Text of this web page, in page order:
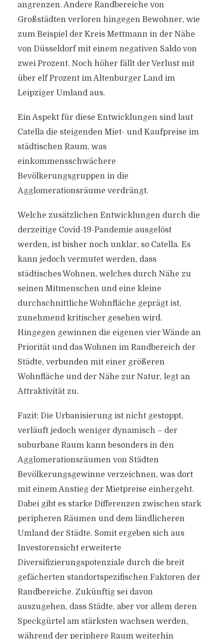
angrenzen. Andere Randbereiche von
Großstädten verloren hingegen Bewohner, wie
zum Beispiel der Kreis Mettmann in der Nähe
von Düsseldorf mit einem negativen Saldo von
zwei Prozent. Noch höher fällt der Verlust mit
über elf Prozent im Altenburger Land im
Leipziger Umland aus.
Ein Aspekt für diese Entwicklungen sind laut
Catella die steigenden Miet- und Kaufpreise im
städtischen Raum, was
einkommensschwächere
Bevölkerungsgruppen in die
Agglomerationsräume verdrängt.
Welche zusätzlichen Entwicklungen durch die
derzeitige Covid-19-Pandemie ausgelöst
werden, ist bisher noch unklar, so Catella. Es
kann jedoch vermutet werden, dass
städtisches Wohnen, welches durch Nähe zu
seinen Mitmenschen und eine kleine
durchschnittliche Wohnfläche geprägt ist,
zunehmend kritischer gesehen wird.
Hingegen gewinnen die eigenen vier Wände an
Priorität und das Wohnen im Randbereich der
Städte, verbunden mit einer größeren
Wohnfläche und der Nähe zur Natur, legt an
Attraktivität zu.
Fazit: Die Urbanisierung ist nicht gestoppt,
verläuft jedoch weniger dynamisch – der
suburbane Raum kann besonders in den
Agglomerationsräumen von Städten
Bevölkerungsgewinne verzeichnen, was dort
mit einem Anstieg der Mietpreise einhergeht.
Dabei gibt es starke Differenzen zwischen stark
peripheren Räumen und dem ländlicheren
Umland der Städte. Somit ergeben sich aus
Investorensicht erweiterte
Diversifizierungspotenziale durch die breit
gefächerten standortspezifischen Faktoren der
Randbereiche. Zukünftig sei davon
auszugehen, dass Städte, aber vor allem deren
Speckgürtel am stärksten wachsen werden,
während der periphere Raum weiterhin